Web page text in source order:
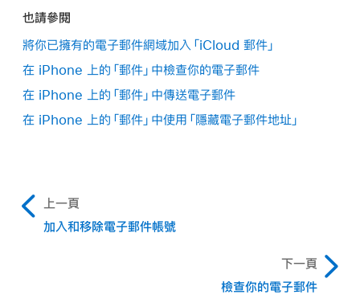
也請參閱
將你已擁有的電子郵件網域加入「iCloud 郵件」
在 iPhone 上的「郵件」中檢查你的電子郵件
在 iPhone 上的「郵件」中傳送電子郵件
在 iPhone 上的「郵件」中使用「隱藏電子郵件地址」
上一頁
加入和移除電子郵件帳號
下一頁
檢查你的電子郵件